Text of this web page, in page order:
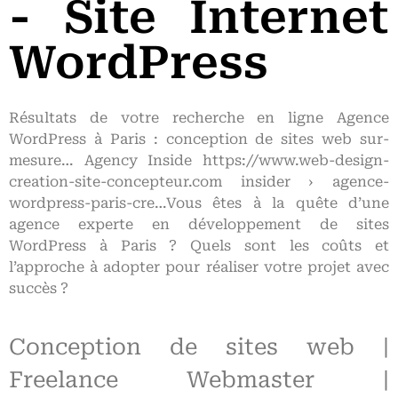
- Site Internet
WordPress
Résultats de votre recherche en ligne Agence
WordPress à Paris : conception de sites web sur-
mesure… Agency Inside https://www.web-design-
creation-site-concepteur.com insider › agence-
wordpress-paris-cre…Vous êtes à la quête d’une
agence experte en développement de sites
WordPress à Paris ? Quels sont les coûts et
l’approche à adopter pour réaliser votre projet avec
succès ?
Conception de sites web |
Freelance Webmaster |